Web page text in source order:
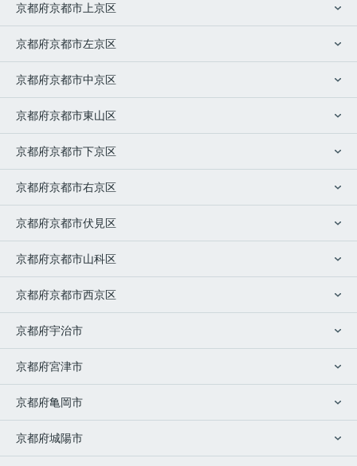
京都府京都市上京区
京都府京都市左京区
京都府京都市中京区
京都府京都市東山区
京都府京都市下京区
京都府京都市右京区
京都府京都市伏見区
京都府京都市山科区
京都府京都市西京区
京都府宇治市
京都府宮津市
京都府亀岡市
京都府城陽市